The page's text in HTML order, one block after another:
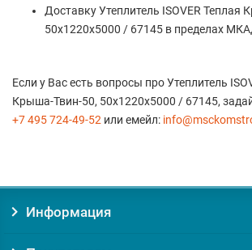
Доставку Утеплитель ISOVER Теплая
50х1220х5000 / 67145 в пределах
Если у Вас есть вопросы про Утеплитель
Крыша-Твин-50, 50х1220х5000 / 67145,
+7 495 724-49-52 или емейл:
Информация